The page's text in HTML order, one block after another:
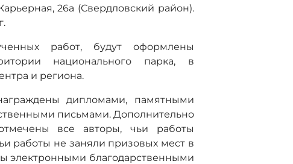
26а (Свердловский район).
работ, будут оформлены
национального парка, в
и региона.
дипломами, памятными
письмами. Дополнительно
все авторы, чьи работы
работы не заняли призовых мест в
электронными благодарственными